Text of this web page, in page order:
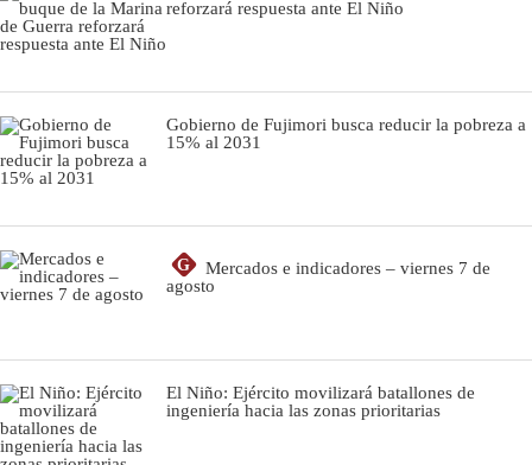
reforzará respuesta ante El Niño
Gobierno de Fujimori busca reducir la pobreza a
15% al 2031
G
Mercados e indicadores – viernes 7 de
agosto
El Niño: Ejército movilizará batallones de
ingeniería hacia las zonas prioritarias